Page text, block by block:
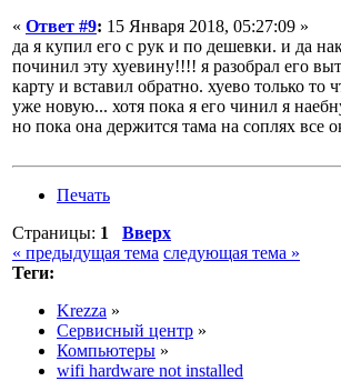
« Ответ #9: 15 Января 2018, 05:27:09 »
да я купил его с рук и по дешевки. и да
починил эту хуевину!!!! я разобрал его
карту и вставил обратно. хуево только то
уже новую... хотя пока я его чинил я
но пока она держится тама на соплях все
Печать
Страницы: 1
Вверх
« предыдущая тема следующая тема »
Теги:
Krezza »
Сервисный центр »
Компьютеры »
wifi hardware not installed